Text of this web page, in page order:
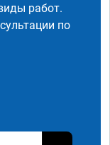
работ.
по